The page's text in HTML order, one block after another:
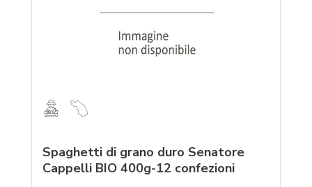
Spaghetti di grano duro Senatore
Cappelli BIO 400g-12 confezioni